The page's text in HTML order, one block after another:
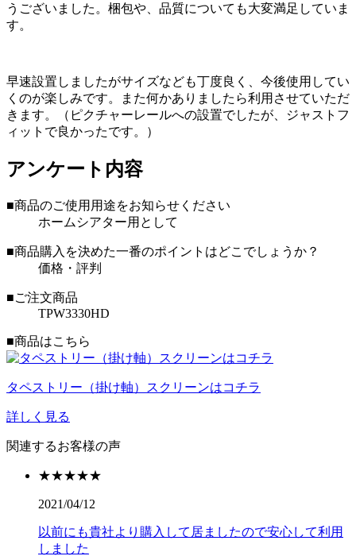
うございました。梱包や、品質についても大変満足していま
す。
早速設置しましたがサイズなども丁度良く、今後使用してい
くのが楽しみです。また何かありましたら利用させていただ
きます。（ピクチャーレールへの設置でしたが、ジャストフ
ィットで良かったです。）
アンケート内容
■商品のご使用用途をお知らせください
ホームシアター用として
■商品購入を決めた一番のポイントはどこでしょうか？
価格・評判
■ご注文商品
TPW3330HD
■商品はこちら
タペストリー（掛け軸）スクリーンはコチラ
詳しく見る
関連するお客様の声
★★★★★
2021/04/12
以前にも貴社より購入して居ましたので安心して利用
しました